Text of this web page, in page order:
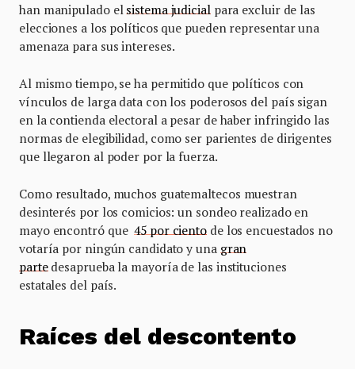
han manipulado el sistema judicial para excluir de las
elecciones a los políticos que pueden representar una
amenaza para sus intereses.
Al mismo tiempo, se ha permitido que políticos con
vínculos de larga data con los poderosos del país sigan
en la contienda electoral a pesar de haber infringido las
normas de elegibilidad, como ser parientes de dirigentes
que llegaron al poder por la fuerza.
Como resultado, muchos guatemaltecos muestran
desinterés por los comicios: un sondeo realizado en
mayo encontró que45 por ciento de los encuestados no
votaría por ningún candidato y una gran
partedesaprueba la mayoría de las instituciones
estatales del país.
Raíces del descontento